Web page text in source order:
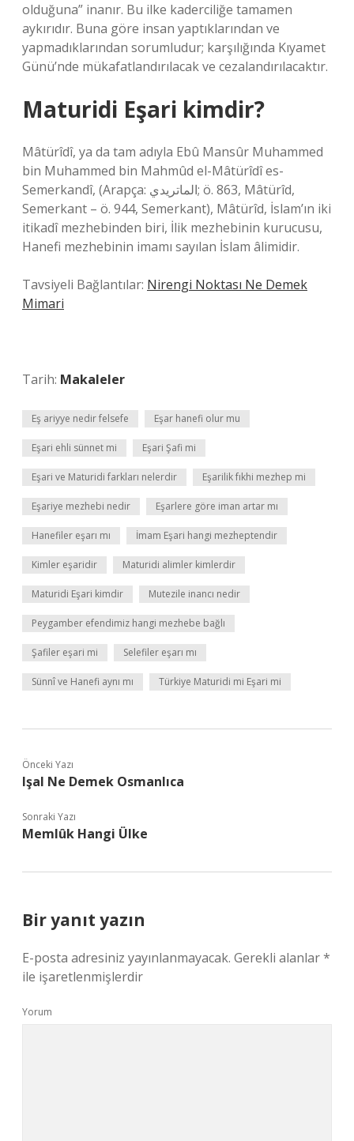
olduğuna” inanır. Bu ilke kaderciliğe tamamen
aykırıdır. Buna göre insan yaptıklarından ve
yapmadıklarından sorumludur; karşılığında Kıyamet
Günü’nde mükafatlandırılacak ve cezalandırılacaktır.
Maturidi Eşari kimdir?
Mâtürîdî, ya da tam adıyla Ebû Mansûr Muhammed
bin Muhammed bin Mahmûd el-Mâtürîdî es-
Semerkandî, (Arapça: الماتريدي; ö. 863, Mâtürîd,
Semerkant – ö. 944, Semerkant), Mâtürîd, İslam’ın iki
itikadî mezhebinden biri, İlik mezhebinin kurucusu,
Hanefi mezhebinin imamı sayılan İslam âlimidir.
Tavsiyeli Bağlantılar: Nirengi Noktası Ne Demek
Mimari
Tarih: Makaleler
Eş ariyye nedir felsefe Eşar hanefi olur mu
Eşari ehli sünnet mi Eşari Şafi mi
Eşari ve Maturidi farkları nelerdir Eşarilik fıkhi mezhep mi
Eşariye mezhebi nedir Eşarlere göre iman artar mı
Hanefiler eşarı mı İmam Eşari hangi mezheptendir
Kimler eşaridir Maturidi alimler kimlerdir
Maturidi Eşari kimdir Mutezile inancı nedir
Peygamber efendimiz hangi mezhebe bağlı
Şafiler eşari mi Selefiler eşarı mı
Sünnî ve Hanefi aynı mı Türkiye Maturidi mi Eşari mi
Önceki Yazı
Işal Ne Demek Osmanlıca
Sonraki Yazı
Memlûk Hangi Ülke
Bir yanıt yazın
E-posta adresiniz yayınlanmayacak. Gerekli alanlar*
ile işaretlenmişlerdir
Yorum